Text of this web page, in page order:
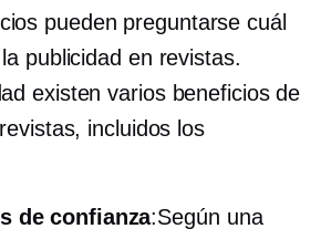
pueden preguntarse cuál
publicidad en revistas.
existen varios beneficios de
incluidos los
de confianza:Según una